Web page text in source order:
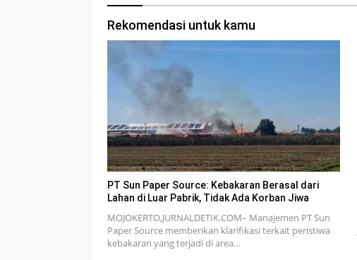
Rekomendasi untuk kamu
PT Sun Paper Source: Kebakaran Berasal dari
Lahan di Luar Pabrik, Tidak Ada Korban Jiwa
MOJOKERTO,JURNALDETIK.COM– Manajemen PT Sun
Paper Source memberikan klarifikasi terkait peristiwa
kebakaran yang terjadi di area…